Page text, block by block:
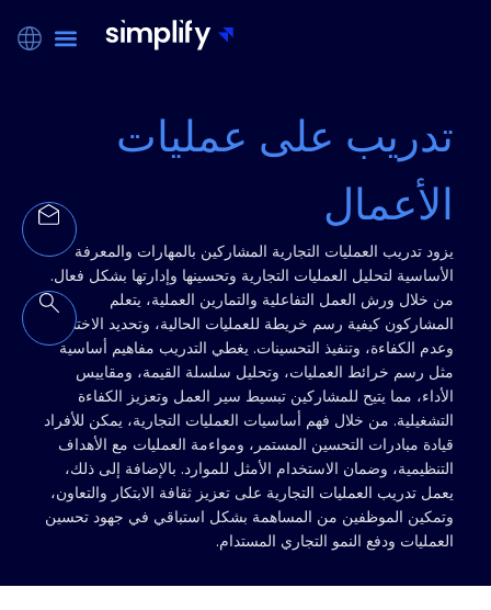
تدريب على عمليات
الأعمال
يزود تدريب العمليات التجارية المشاركين بالمهارات والمعرفة
الأساسية لتحليل العمليات التجارية وتحسينها وإدارتها بشكل فعال.
من خلال ورش العمل التفاعلية والتمارين العملية، يتعلم
المشاركون كيفية رسم خريطة للعمليات الحالية، وتحديد الاختناقات
وعدم الكفاءة، وتنفيذ التحسينات. يغطي التدريب مفاهيم أساسية
مثل رسم خرائط العمليات، وتحليل سلسلة القيمة، ومقاييس
الأداء، مما يتيح للمشاركين تبسيط سير العمل وتعزيز الكفاءة
التشغيلية. من خلال فهم أساسيات العمليات التجارية، يمكن للأفراد
قيادة مبادرات التحسين المستمر، ومواءمة العمليات مع الأهداف
التنظيمية، وضمان الاستخدام الأمثل للموارد. بالإضافة إلى ذلك،
يعمل تدريب العمليات التجارية على تعزيز ثقافة الابتكار والتعاون،
وتمكين الموظفين من المساهمة بشكل استباقي في جهود تحسين
العمليات ودفع النمو التجاري المستدام.